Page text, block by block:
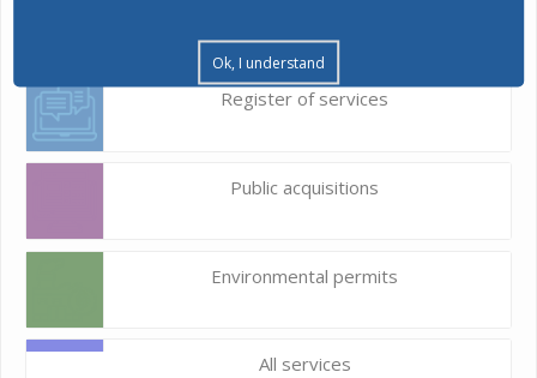
Register of services
Public acquisitions
Environmental permits
All services
Ok, I understand